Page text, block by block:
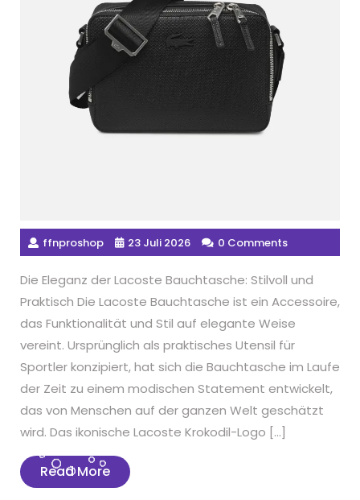
ffnproshop 23 Juli 2026 0 Comments
Die Eleganz der Lacoste Bauchtasche: Stilvoll und
Praktisch Die Lacoste Bauchtasche ist ein Accessoire,
das Funktionalität und Stil auf elegante Weise
vereint. Ursprünglich als praktisches Utensil für
Sportler konzipiert, hat sich die Bauchtasche im Laufe
der Zeit zu einem modischen Statement entwickelt,
das von Menschen auf der ganzen Welt geschätzt
wird. Das ikonische Lacoste Krokodil-Logo […]
Read MoreRead
More